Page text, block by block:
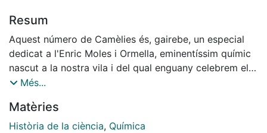
Resum
Aquest número de Camèlies és, gairebe, un especial
dedicat a l'Enric Moles i Ormella, eminentíssim químic
nascut a la nostra vila i del qual enguany celebrem el
130è aniversari del seu naixement i el 60è de la seva
Més...
Matèries
Història de la ciència, Química